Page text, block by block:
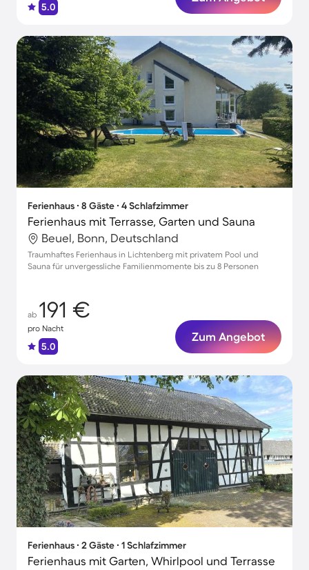
5.0
Ferienhaus ∙ 8 Gäste ∙ 4 Schlafzimmer
Ferienhaus mit Terrasse, Garten und Sauna
Beuel, Bonn, Deutschland
Traumhaftes Ferienhaus in Lichtenberg mit privatem Pool und
Sauna für unvergessliche Familienmomente bis zu 8 Personen
ab 191 €
pro Nacht
5.0
Zum Angebot
Ferienhaus ∙ 2 Gäste ∙ 1 Schlafzimmer
Ferienhaus mit Garten, Whirlpool und Terrasse